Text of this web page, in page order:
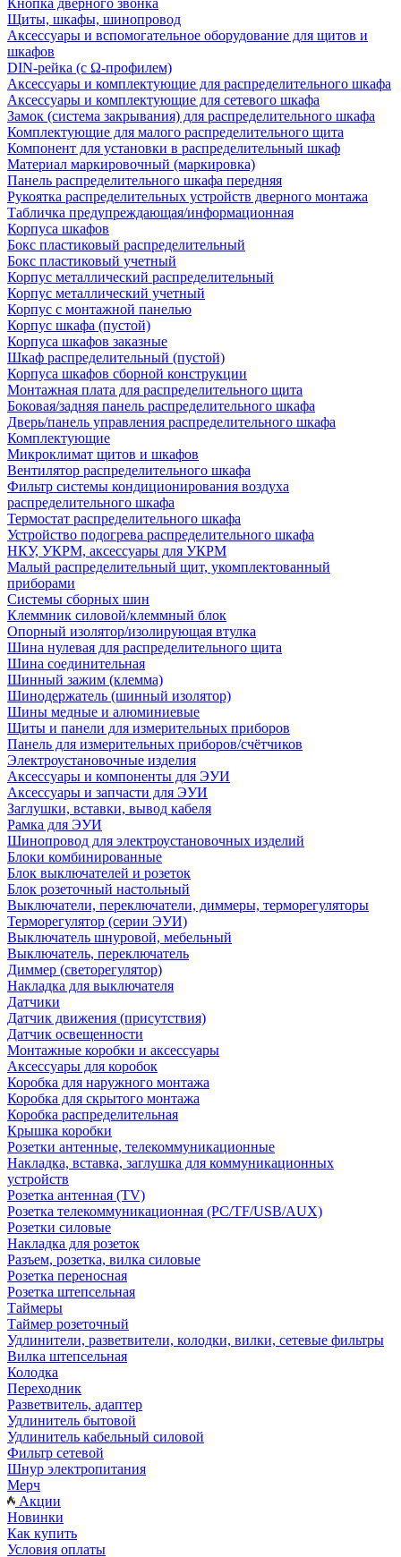
Кнопка дверного звонка
Щиты, шкафы, шинопровод
Аксессуары и вспомогательное оборудование для щитов и
шкафов
DIN-рейка (с Ω-профилем)
Аксессуары и комплектующие для распределительного шкафа
Аксессуары и комплектующие для сетевого шкафа
Замок (система закрывания) для распределительного шкафа
Комплектующие для малого распределительного щита
Компонент для установки в распределительный шкаф
Материал маркировочный (маркировка)
Панель распределительного шкафа передняя
Рукоятка распределительных устройств дверного монтажа
Табличка предупреждающая/информационная
Корпуса шкафов
Бокс пластиковый распределительный
Бокс пластиковый учетный
Корпус металлический распределительный
Корпус металлический учетный
Корпус с монтажной панелью
Корпус шкафа (пустой)
Корпуса шкафов заказные
Шкаф распределительный (пустой)
Корпуса шкафов сборной конструкции
Монтажная плата для распределительного щита
Боковая/задняя панель распределительного шкафа
Дверь/панель управления распределительного шкафа
Комплектующие
Микроклимат щитов и шкафов
Вентилятор распределительного шкафа
Фильтр системы кондиционирования воздуха
распределительного шкафа
Термостат распределительного шкафа
Устройство подогрева распределительного шкафа
НКУ, УКРМ, аксессуары для УКРМ
Малый распределительный щит, укомплектованный
приборами
Системы сборных шин
Клеммник силовой/клеммный блок
Опорный изолятор/изолирующая втулка
Шина нулевая для распределительного щита
Шина соединительная
Шинный зажим (клемма)
Шинодержатель (шинный изолятор)
Шины медные и алюминиевые
Щиты и панели для измерительных приборов
Панель для измерительных приборов/счётчиков
Электроустановочные изделия
Аксессуары и компоненты для ЭУИ
Аксессуары и запчасти для ЭУИ
Заглушки, вставки, вывод кабеля
Рамка для ЭУИ
Шинопровод для электроустановочных изделий
Блоки комбинированные
Блок выключателей и розеток
Блок розеточный настольный
Выключатели, переключатели, диммеры, терморегуляторы
Терморегулятор (серии ЭУИ)
Выключатель шнуровой, мебельный
Выключатель, переключатель
Диммер (светорегулятор)
Накладка для выключателя
Датчики
Датчик движения (присутствия)
Датчик освещенности
Монтажные коробки и аксессуары
Аксессуары для коробок
Коробка для наружного монтажа
Коробка для скрытого монтажа
Коробка распределительная
Крышка коробки
Розетки антенные, телекоммуникационные
Накладка, вставка, заглушка для коммуникационных
устройств
Розетка антенная (TV)
Розетка телекоммуникационная (PC/TF/USB/AUX)
Розетки силовые
Накладка для розеток
Разъем, розетка, вилка силовые
Розетка переносная
Розетка штепсельная
Таймеры
Таймер розеточный
Удлинители, разветвители, колодки, вилки, сетевые фильтры
Вилка штепсельная
Колодка
Переходник
Разветвитель, адаптер
Удлинитель бытовой
Удлинитель кабельный силовой
Фильтр сетевой
Шнур электропитания
Мерч
Акции
Новинки
Как купить
Условия оплаты